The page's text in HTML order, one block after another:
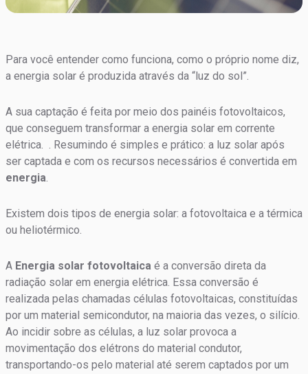
Para você entender como funciona, como o próprio nome diz,
a energia solar é produzida através da “luz do sol”.
A sua captação é feita por meio dos painéis fotovoltaicos,
que conseguem transformar a energia solar em corrente
elétrica. . Resumindo é simples e prático: a luz solar após
ser captada e com os recursos necessários é convertida em
energia.
Existem dois tipos de energia solar: a fotovoltaica e a térmica
ou heliotérmico.
A Energia solar fotovoltaica é a conversão direta da
radiação solar em energia elétrica. Essa conversão é
realizada pelas chamadas células fotovoltaicas, constituídas
por um material semicondutor, na maioria das vezes, o silício.
Ao incidir sobre as células, a luz solar provoca a
movimentação dos elétrons do material condutor,
transportando-os pelo material até serem captados por um